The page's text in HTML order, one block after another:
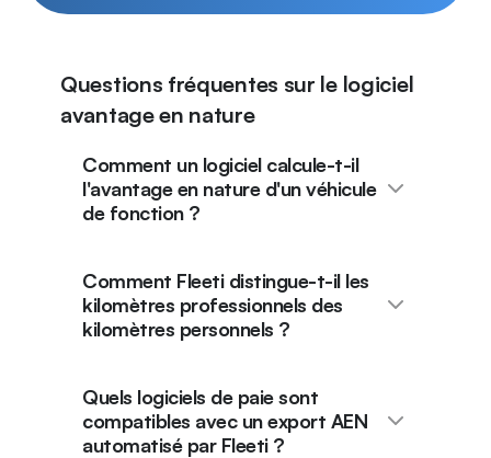
Questions fréquentes sur le logiciel
avantage en nature
Comment un logiciel calcule-t-il
l'avantage en nature d'un véhicule
de fonction ?
Comment Fleeti distingue-t-il les
kilomètres professionnels des
kilomètres personnels ?
Quels logiciels de paie sont
compatibles avec un export AEN
automatisé par Fleeti ?